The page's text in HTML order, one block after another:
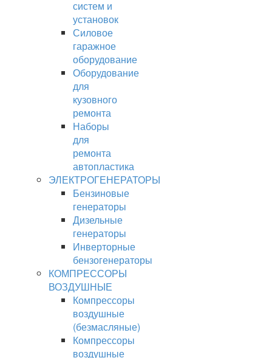
систем и
установок
Силовое
гаражное
оборудование
Оборудование
для
кузовного
ремонта
Наборы
для
ремонта
автопластика
ЭЛЕКТРОГЕНЕРАТОРЫ
Бензиновые
генераторы
Дизельные
генераторы
Инверторные
бензогенераторы
КОМПРЕССОРЫ
ВОЗДУШНЫЕ
Компрессоры
воздушные
(безмасляные)
Компрессоры
воздушные